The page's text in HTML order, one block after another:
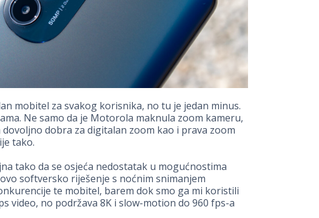
mobitel za svakog korisnika, no tu je jedan minus.
Ne samo da je Motorola maknula zoom kameru,
dobra za digitalan zoom kao i prava zoom
tako.
tako da se osjeća nedostatak u mogućnostima
softversko riješenje s noćnim snimanjem
te mobitel, barem dok smo ga mi koristili
video, no podržava 8K i slow-motion do 960 fps-a